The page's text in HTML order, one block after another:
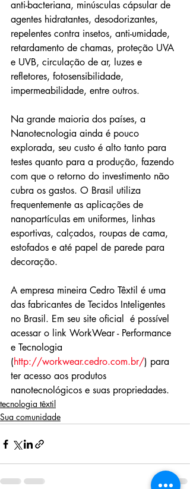
anti-bacteriana, minúsculas cápsular de
agentes hidratantes, desodorizantes,
repelentes contra insetos, anti-umidade,
retardamento de chamas, proteção UVA
e UVB, circulação de ar, luzes e
refletores, fotosensibilidade,
impermeabilidade, entre outros.
Na grande maioria dos países, a
Nanotecnologia ainda é pouco
explorada, seu custo é alto tanto para
testes quanto para a produção, fazendo
com que o retorno do investimento não
cubra os gastos. O Brasil utiliza
frequentemente as aplicações de
nanopartículas em uniformes, linhas
esportivas, calçados, roupas de cama,
estofados e até papel de parede para
decoração.
A empresa mineira Cedro Têxtil é uma
das fabricantes de Tecidos Inteligentes
no Brasil. Em seu site oficial  é possível
acessar o link WorkWear - Performance
e Tecnologia
(http://workwear.cedro.com.br/) para
ter acesso aos produtos
nanotecnológicos e suas propriedades.
tecnologia têxtil
Sua comunidade